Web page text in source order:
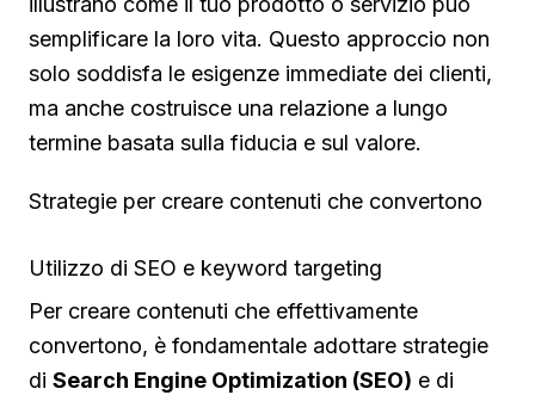
semplificare la loro vita. Questo approccio non
solo soddisfa le esigenze immediate dei clienti,
ma anche costruisce una relazione a lungo
termine basata sulla fiducia e sul valore.
Strategie per creare contenuti che convertono
Utilizzo di SEO e keyword targeting
Per creare contenuti che effettivamente
convertono, è fondamentale adottare strategie
di Search Engine Optimization (SEO) e di